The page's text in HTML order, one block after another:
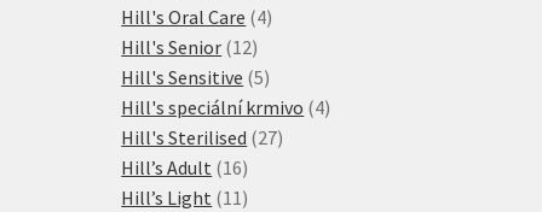
produkty
Hill's Oral Care 44
Hill's Senior 1212
produktů
Hill's Sensitive 55
produktů
Hill's speciální krmivo 44
Hill's Sterilised 2727
Hill’s Adult 1616
produktů
Hill’s Light 11 11